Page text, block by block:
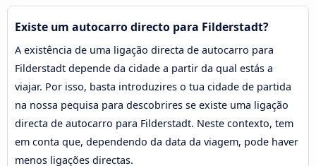
Existe um autocarro directo para Filderstadt?
A existência de uma ligação directa de autocarro para
Filderstadt depende da cidade a partir da qual estás a
viajar. Por isso, basta introduzires o tua cidade de partida
na nossa pequisa para descobrires se existe uma ligação
directa de autocarro para Filderstadt. Neste contexto, tem
em conta que, dependendo da data da viagem, pode haver
menos ligações directas.